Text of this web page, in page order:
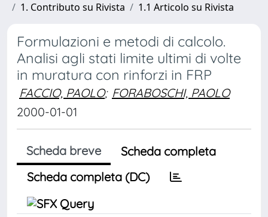
1. Contributo su Rivista
1.1 Articolo su Rivista
Formulazioni e metodi di calcolo.
Analisi agli stati limite ultimi di volte
in muratura con rinforzi in FRP
FACCIO, PAOLO; FORABOSCHI, PAOLO
2000-01-01
Scheda breve
Scheda completa
Scheda completa (DC)